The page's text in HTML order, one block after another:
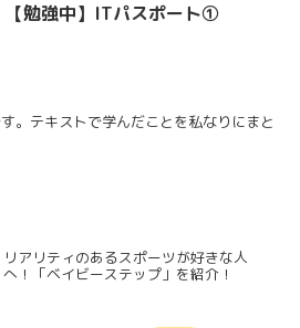
【勉強中】ITパスポート①
。テキストで学んだことを私なりにまと
リアリティのあるスポーツが好きな人
へ！「ベイビーステップ」を紹介！